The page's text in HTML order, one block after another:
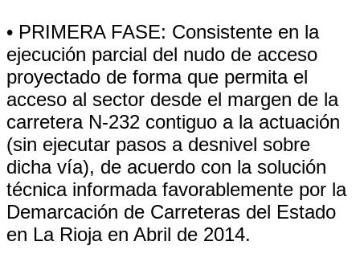
• PRIMERA FASE: Consistente en la
ejecución parcial del nudo de acceso
proyectado de forma que permita el
acceso al sector desde el margen de la
carretera N-232 contiguo a la actuación
(sin ejecutar pasos a desnivel sobre
dicha vía), de acuerdo con la solución
técnica informada favorablemente por la
Demarcación de Carreteras del Estado
en La Rioja en Abril de 2014.